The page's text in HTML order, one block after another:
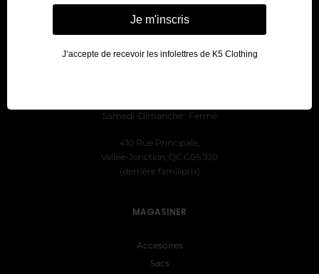
Samedi-Dimanche : Fermé
410 Rue Principale,
Vallée-Jonction, QC G0S 3J0
(derrière familiprix)
MAGASINER
Accesoires
Sacs
Je m'inscris
J’accepte de recevoir les infolettres de K5 Clothing